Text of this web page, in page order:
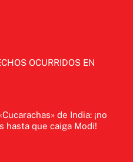
OCURRIDOS EN
de India: ¡no
hasta que caiga Modi!